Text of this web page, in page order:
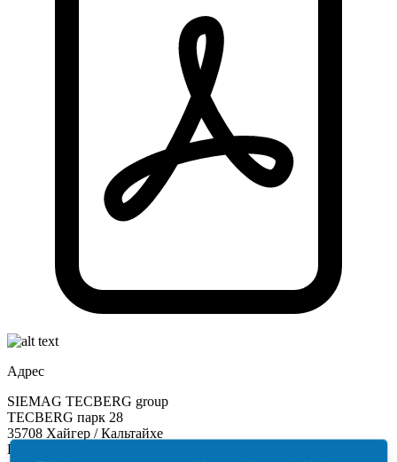
Адрес
SIEMAG TECBERG group
TECBERG парк 28
35708 Хайгер / Кальтайхе
Германия